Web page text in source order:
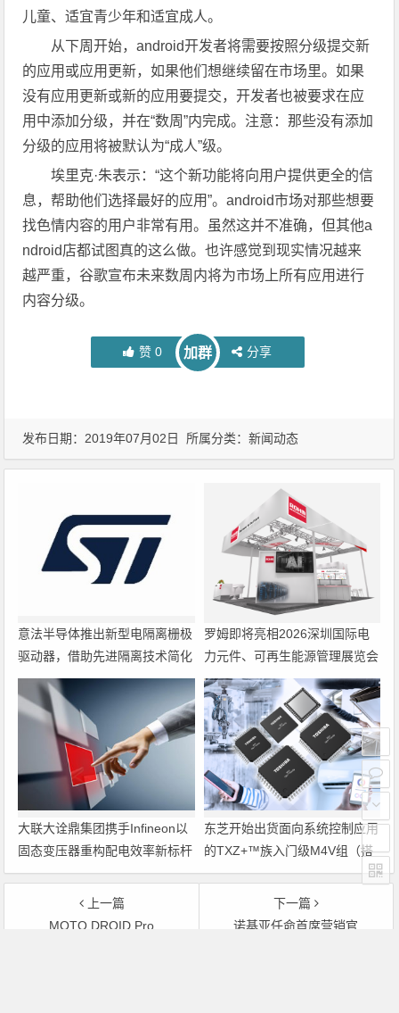
儿童、适宜青少年和适宜成人。
从下周开始，android开发者将需要按照分级提交新
的应用或应用更新，如果他们想继续留在市场里。如果
没有应用更新或新的应用要提交，开发者也被要求在应
用中添加分级，并在“数周”内完成。注意：那些没有添加
分级的应用将被默认为“成人”级。
埃里克·朱表示：“这个新功能将向用户提供更全的信
息，帮助他们选择最好的应用”。android市场对那些想要
找色情内容的用户非常有用。虽然这并不准确，但其他a
ndroid店都试图真的这么做。也许感觉到现实情况越来
越严重，谷歌宣布未来数周内将为市场上所有应用进行
内容分级。
赞 0 加群 分享
发布日期：2019年07月02日 所属分类：新闻动态
意法半导体推出新型电隔离栅极
驱动器，借助先进隔离技术简化
电源设计
罗姆即将亮相2026深圳国际电
力元件、可再生能源管理展览会
暨研讨会
大联大诠鼎集团携手Infineon以
固态变压器重构配电效率新标杆
东芝开始出货面向系统控制应用
的TXZ+™族入门级M4V组（搭
载Arm Cortex‑M4内核的标准微
控制器）工程样品
上一篇
MOTO DROID Pro
下一篇
诺基亚任命首席营销官